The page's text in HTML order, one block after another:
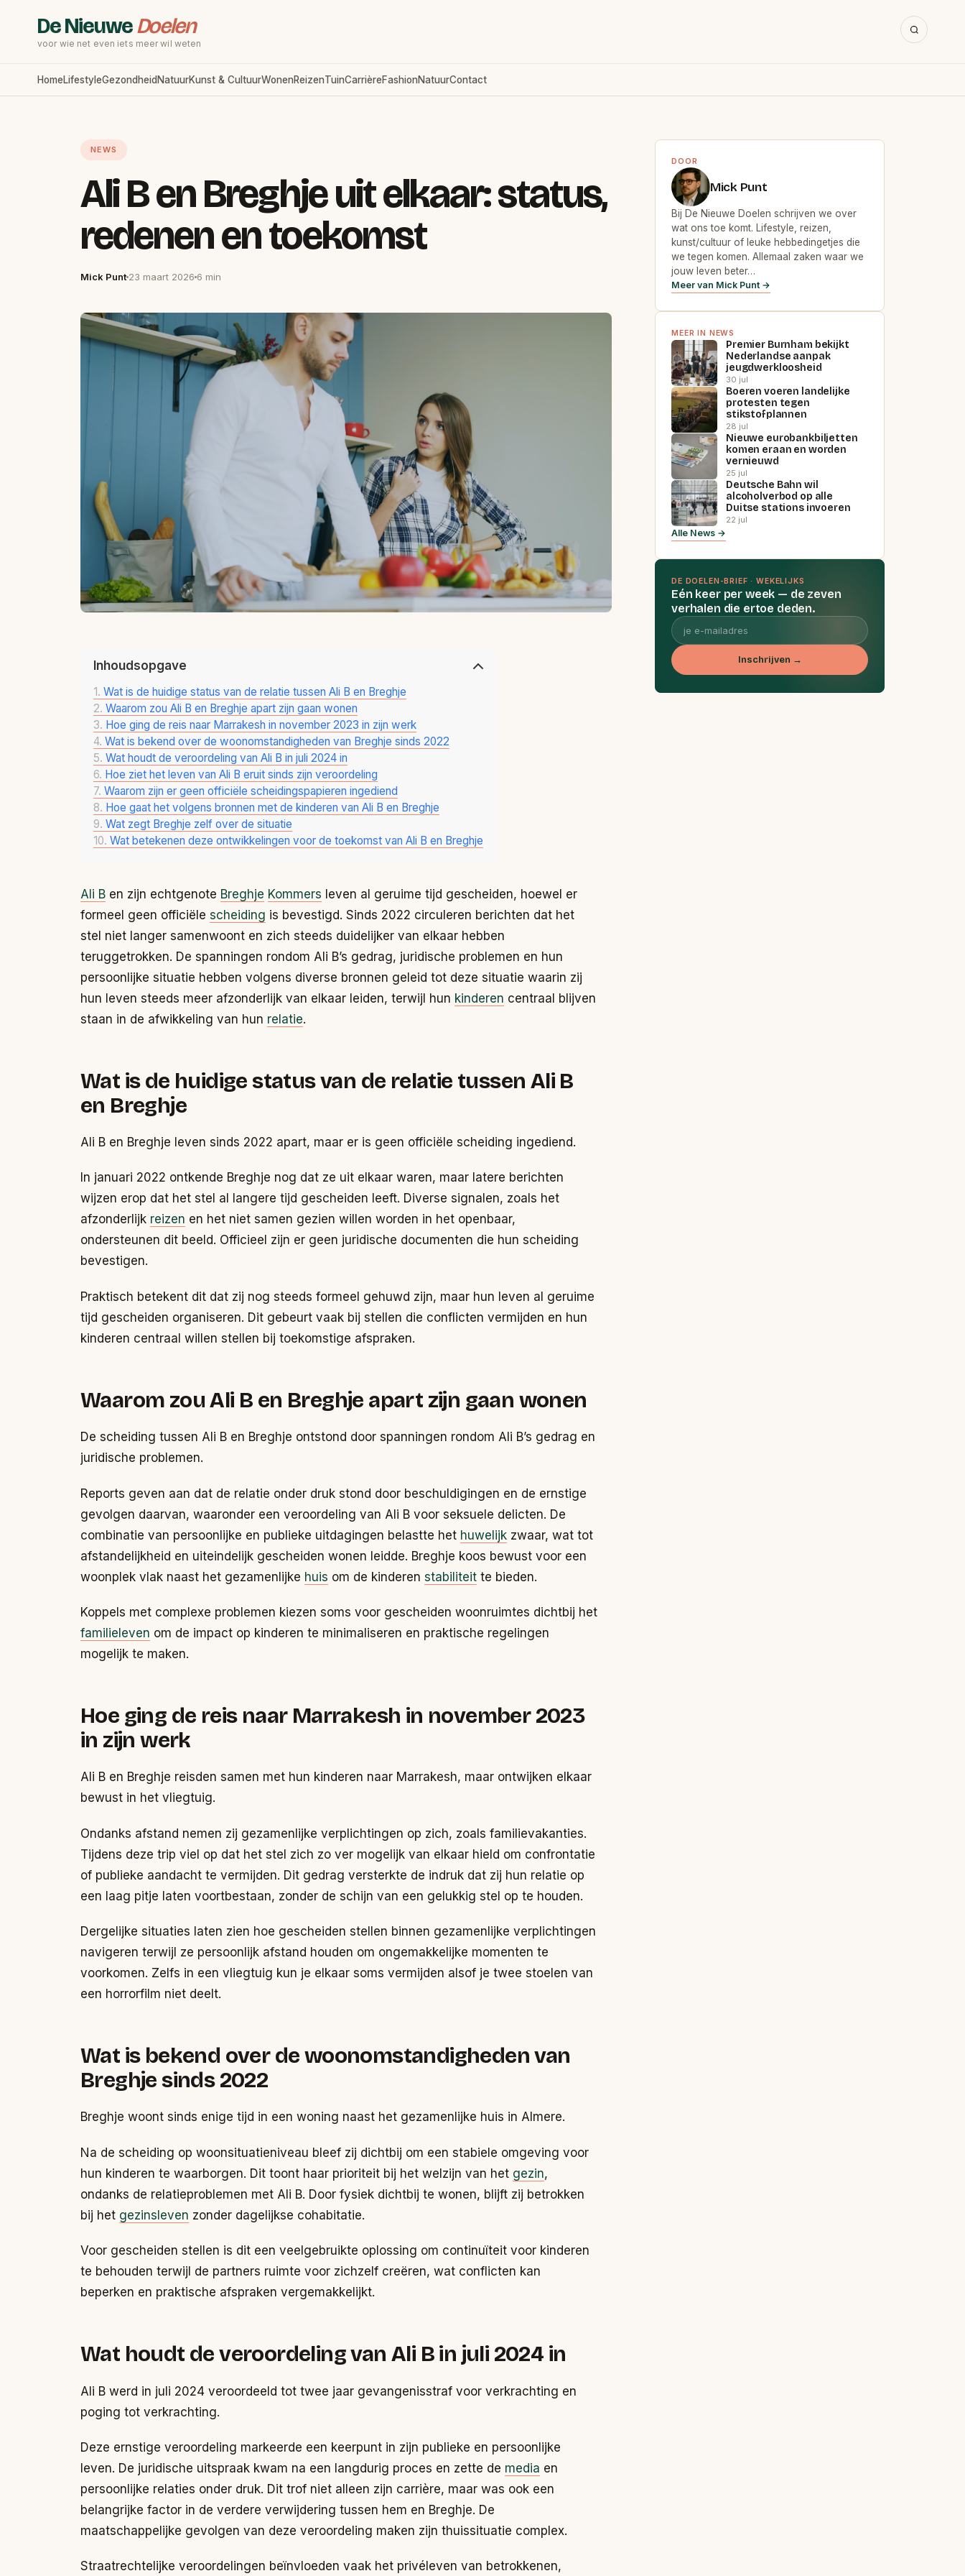
De NieuweDoelen
voor wie net even iets meer wil weten
HomeLifestyleGezondheid NatuurKunst & CultuurWonenReizenTuinCarrièreFashionNatuurContact
NEWS
Ali B en Breghje uit elkaar: status,
redenen en toekomst
Mick Punt 23 maart 2026 6 min
Inhoudsopgave
Wat is de huidige status van de relatie tussen Ali B en Breghje
Waarom zou Ali B en Breghje apart zijn gaan wonen
Hoe ging de reis naar Marrakesh in november 2023 in zijn werk
Wat is bekend over de woonomstandigheden van Breghje sinds 2022
Wat houdt de veroordeling van Ali B in juli 2024 in
Hoe ziet het leven van Ali B eruit sinds zijn veroordeling
Waarom zijn er geen officiële scheidingspapieren ingediend
Hoe gaat het volgens bronnen met de kinderen van Ali B en Breghje
Wat zegt Breghje zelf over de situatie
Wat betekenen deze ontwikkelingen voor de toekomst van Ali B en Breghje
Ali B en zijn echtgenote Breghje Kommers leven al geruime tijd gescheiden, hoewel er
formeel geen officiële scheiding is bevestigd. Sinds 2022 circuleren berichten dat het
stel niet langer samenwoont en zich steeds duidelijker van elkaar hebben
teruggetrokken. De spanningen rondom Ali B’s gedrag, juridische problemen en hun
persoonlijke situatie hebben volgens diverse bronnen geleid tot deze situatie waarin zij
hun leven steeds meer afzonderlijk van elkaar leiden, terwijl hun kinderen centraal blijven
staan in de afwikkeling van hun relatie.
Wat is de huidige status van de relatie tussen Ali B
en Breghje
Ali B en Breghje leven sinds 2022 apart, maar er is geen officiële scheiding ingediend.
In januari 2022 ontkende Breghje nog dat ze uit elkaar waren, maar latere berichten
wijzen erop dat het stel al langere tijd gescheiden leeft. Diverse signalen, zoals het
afzonderlijk reizen en het niet samen gezien willen worden in het openbaar,
ondersteunen dit beeld. Officieel zijn er geen juridische documenten die hun scheiding
bevestigen.
Praktisch betekent dit dat zij nog steeds formeel gehuwd zijn, maar hun leven al geruime
tijd gescheiden organiseren. Dit gebeurt vaak bij stellen die conflicten vermijden en hun
kinderen centraal willen stellen bij toekomstige afspraken.
Waarom zou Ali B en Breghje apart zijn gaan wonen
De scheiding tussen Ali B en Breghje ontstond door spanningen rondom Ali B’s gedrag en
juridische problemen.
Reports geven aan dat de relatie onder druk stond door beschuldigingen en de ernstige
gevolgen daarvan, waaronder een veroordeling van Ali B voor seksuele delicten. De
combinatie van persoonlijke en publieke uitdagingen belastte het huwelijk zwaar, wat tot
afstandelijkheid en uiteindelijk gescheiden wonen leidde. Breghje koos bewust voor een
woonplek vlak naast het gezamenlijke huis om de kinderen stabiliteit te bieden.
Koppels met complexe problemen kiezen soms voor gescheiden woonruimtes dichtbij het
familieleven om de impact op kinderen te minimaliseren en praktische regelingen
mogelijk te maken.
Hoe ging de reis naar Marrakesh in november 2023
in zijn werk
Ali B en Breghje reisden samen met hun kinderen naar Marrakesh, maar ontwijken elkaar
bewust in het vliegtuig.
Ondanks afstand nemen zij gezamenlijke verplichtingen op zich, zoals familievakanties.
Tijdens deze trip viel op dat het stel zich zo ver mogelijk van elkaar hield om confrontatie
of publieke aandacht te vermijden. Dit gedrag versterkte de indruk dat zij hun relatie op
een laag pitje laten voortbestaan, zonder de schijn van een gelukkig stel op te houden.
Dergelijke situaties laten zien hoe gescheiden stellen binnen gezamenlijke verplichtingen
navigeren terwijl ze persoonlijk afstand houden om ongemakkelijke momenten te
voorkomen. Zelfs in een vliegtuig kun je elkaar soms vermijden alsof je twee stoelen van
een horrorfilm niet deelt.
Wat is bekend over de woonomstandigheden van
Breghje sinds 2022
Breghje woont sinds enige tijd in een woning naast het gezamenlijke huis in Almere.
Na de scheiding op woonsituatieniveau bleef zij dichtbij om een stabiele omgeving voor
hun kinderen te waarborgen. Dit toont haar prioriteit bij het welzijn van het gezin,
ondanks de relatieproblemen met Ali B. Door fysiek dichtbij te wonen, blijft zij betrokken
bij het gezinsleven zonder dagelijkse cohabitatie.
Voor gescheiden stellen is dit een veelgebruikte oplossing om continuïteit voor kinderen
te behouden terwijl de partners ruimte voor zichzelf creëren, wat conflicten kan
beperken en praktische afspraken vergemakkelijkt.
Wat houdt de veroordeling van Ali B in juli 2024 in
Ali B werd in juli 2024 veroordeeld tot twee jaar gevangenisstraf voor verkrachting en
poging tot verkrachting.
Deze ernstige veroordeling markeerde een keerpunt in zijn publieke en persoonlijke
leven. De juridische uitspraak kwam na een langdurig proces en zette de media en
persoonlijke relaties onder druk. Dit trof niet alleen zijn carrière, maar was ook een
belangrijke factor in de verdere verwijdering tussen hem en Breghje. De
maatschappelijke gevolgen van deze veroordeling maken zijn thuissituatie complex.
Straatrechtelijke veroordelingen beïnvloeden vaak het privéleven van betrokkenen,
DOOR
Mick Punt
Bij De Nieuwe Doelen schrijven we over
wat ons toe komt. Lifestyle, reizen,
kunst/cultuur of leuke hebbedingetjes die
we tegen komen. Allemaal zaken waar we
jouw leven beter…
Meer van Mick Punt →
MEER IN NEWS
Premier Burnham bekijkt
Nederlandse aanpak
jeugdwerkloosheid
30 jul
Boeren voeren landelijke
protesten tegen
stikstofplannen
28 jul
Nieuwe eurobankbiljetten
komen eraan en worden
vernieuwd
25 jul
Deutsche Bahn wil
alcoholverbod op alle
Duitse stations invoeren
22 jul
Alle News →
DE DOELEN-BRIEF · WEKELIJKS
Eén keer per week — de zeven
verhalen die ertoe deden.
Inschrijven →